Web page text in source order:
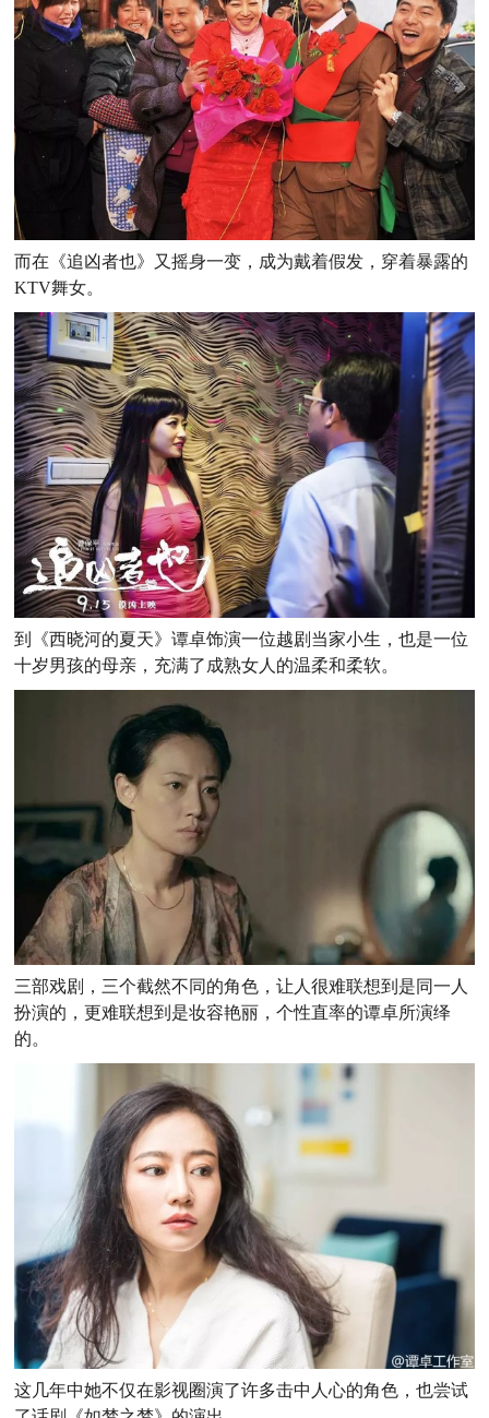
而在《追凶者也》又摇身一变，成为戴着假发，穿着暴露的
KTV舞女。
到《西晓河的夏天》谭卓饰演一位越剧当家小生，也是一位
十岁男孩的母亲，充满了成熟女人的温柔和柔软。
三部戏剧，三个截然不同的角色，让人很难联想到是同一人
扮演的，更难联想到是妆容艳丽，个性直率的谭卓所演绎
的。
这几年中她不仅在影视圈演了许多击中人心的角色，也尝试